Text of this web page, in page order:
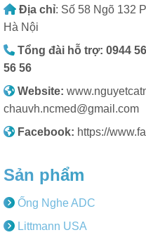
Địa chỉ: Số 58 Ngõ 132
Hà Nội
Tổng đài hỗ trợ: 0944
56 56
Website:
chauvh.ncmed@gmail.com
Facebook: https://
Sản phẩm
Ống Nghe ADC
Littmann USA